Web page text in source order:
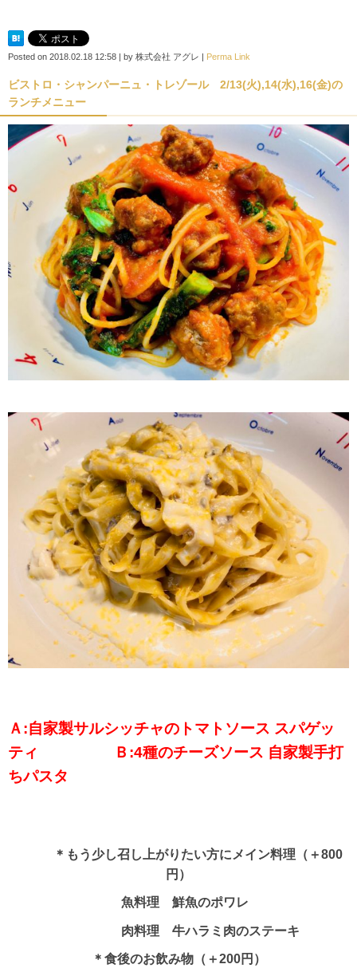
Posted on 2018.02.18 12:58 | by 株式会社 アグレ | Perma Link
ビストロ・シャンパーニュ・トレゾール 2/13(火),14(水),16(金)の
ランチメニュー
Ａ:自家製サルシッチャのトマトソース スパゲッ
ティ Ｂ:4種のチーズソース 自家製手打
ちパスタ
＊もう少し召し上がりたい方にメイン料理（＋800
円）
魚料理 鮮魚のポワレ
肉料理 牛ハラミ肉のステーキ
＊食後のお飲み物（＋200円）